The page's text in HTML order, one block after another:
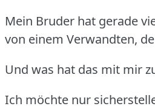
Mein Bruder hat gerade
von einem Verwandten,
Und was hat das mit mir
Ich möchte nur